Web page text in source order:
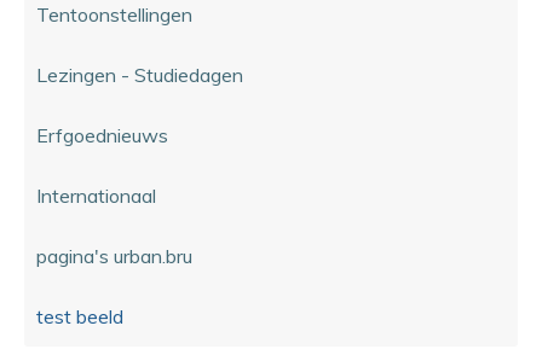
Tentoonstellingen
Lezingen - Studiedagen
Erfgoednieuws
Internationaal
pagina's urban.bru
test beeld